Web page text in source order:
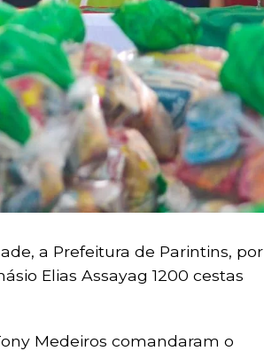
a Prefeitura de Parintins, por
Elias Assayag 1200 cestas
Medeiros comandaram o